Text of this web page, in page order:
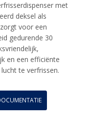
met
deksel als
voor een
gedurende 30
en een efficiënte
te verfrissen.